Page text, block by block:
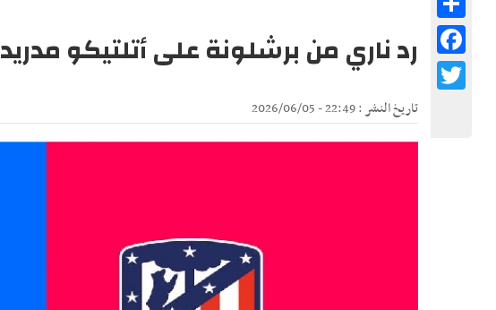
رد ناري من برشلونة على أتلتيكو مدريد
تاريخ النشر : 22:49 - 2026/06/05
Facebook
Twitter